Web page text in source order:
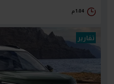
1:04 م
تقارير